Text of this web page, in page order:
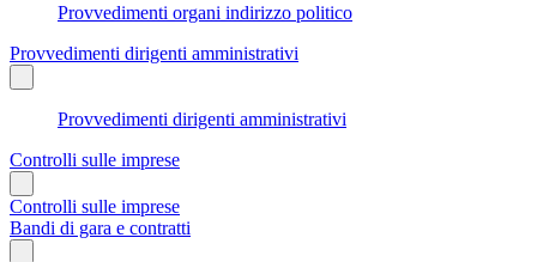
Provvedimenti organi indirizzo politico
Provvedimenti dirigenti amministrativi
Provvedimenti dirigenti amministrativi
Controlli sulle imprese
Controlli sulle imprese
Bandi di gara e contratti